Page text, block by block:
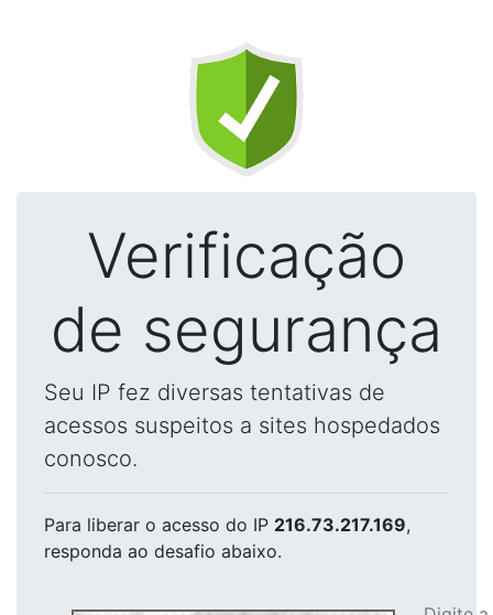
Verificação
de segurança
Seu IP fez diversas tentativas de
acessos suspeitos a sites hospedados
conosco.
Para liberar o acesso do IP 216.73.217.169,
responda ao desafio abaixo.